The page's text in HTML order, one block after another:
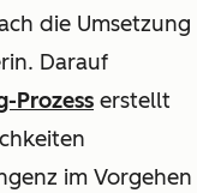
die Umsetzung
Darauf
Prozess erstellt
im Vorgehen